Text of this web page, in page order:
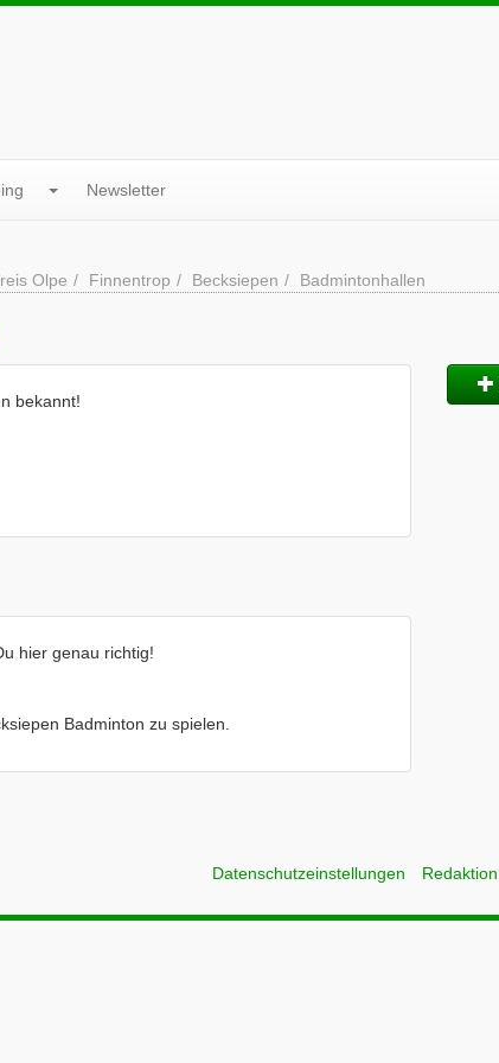
Newsletter
Olpe Finnentrop Becksiepen Badmintonhallen
bekannt!
hier genau richtig!
Badminton zu spielen.
Datenschutzeinstellungen Redaktion